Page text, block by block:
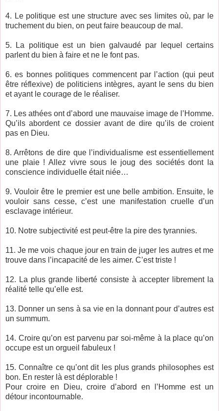
4. Le politique est une structure avec ses limites où, par le
truchement du bien, on peut faire beaucoup de mal.
5. La politique est un bien galvaudé par lequel certains
parlent du bien à faire et ne le font pas.
6. es bonnes politiques commencent par l’action (qui peut
être réflexive) de politiciens intègres, ayant le sens du bien
et ayant le courage de le réaliser.
7. Les athées ont d’abord une mauvaise image de l’Homme.
Qu’ils abordent ce dossier avant de dire qu’ils de croient
pas en Dieu.
8. Arrêtons de dire que l’individualisme est essentiellement
une plaie ! Allez vivre sous le joug des sociétés dont la
conscience individuelle était niée…
9. Vouloir être le premier est une belle ambition. Ensuite, le
vouloir sans cesse, c’est une manifestation cruelle d’un
esclavage intérieur.
10. Notre subjectivité est peut-être la pire des tyrannies.
11. Je me vois chaque jour en train de juger les autres et me
trouve dans l’incapacité de les aimer. C’est triste !
12. La plus grande liberté consiste à accepter librement la
réalité telle qu’elle est.
13. Donner un sens à sa vie en la donnant pour d’autres est
un summum.
14. Croire qu’on est parvenu par soi-même à la place qu’on
occupe est un orgueil fabuleux !
15. Connaître ce qu’ont dit les plus grands philosophes est
bon. En rester là est déplorable !
Pour croire en Dieu, croire d’abord en l’Homme est un
détour incontournable.